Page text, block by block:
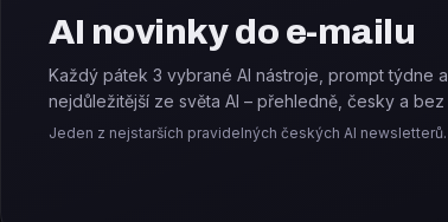
AI novinky do e-mailu
Každý pátek 3 vybrané AI nástroje, prompt týdne
nejdůležitější ze světa AI – přehledně, česky a bez
Jeden z nejstarších pravidelných českých AI newsletterů.